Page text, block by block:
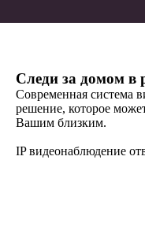
Следи за домом в
Современная система
решение, которое
Вашим близким.
IP видеонаблюдение